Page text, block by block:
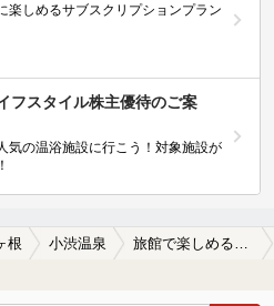
楽しめるサブスクリプションプラン
フスタイル株主優待のご案
気の温浴施設に行こう！対象施設が
根 小渋温泉 旅館で楽しめる小渋温泉の温泉、日帰り温泉、スーパー銭湯おすすめ